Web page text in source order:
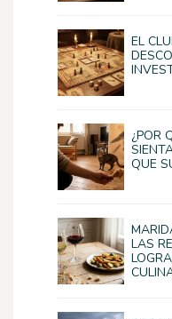
EL
¿POR
QUE
LAS